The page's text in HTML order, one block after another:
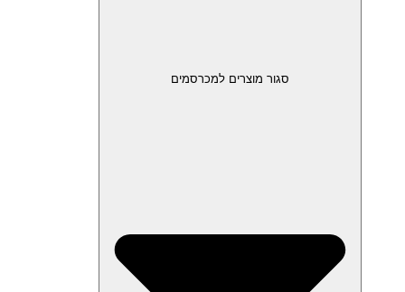
סגור מוצרים למכרסמים